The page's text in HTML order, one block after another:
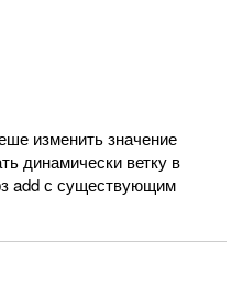
изменить значение
динамически ветку в
add с существующим